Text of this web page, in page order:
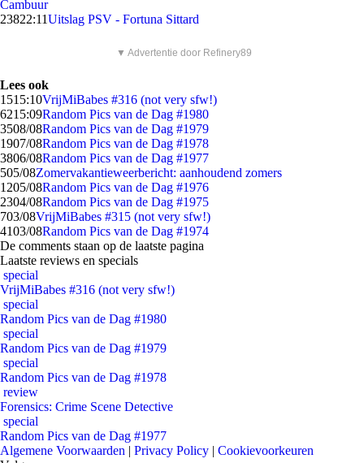
Cambuur
23822:11Uitslag PSV - Fortuna Sittard
▼ Advertentie door Refinery89
Lees ook
1515:10VrijMiBabes #316 (not very sfw!)
6215:09Random Pics van de Dag #1980
3508/08Random Pics van de Dag #1979
1907/08Random Pics van de Dag #1978
3806/08Random Pics van de Dag #1977
505/08Zomervakantieweerbericht: aanhoudend zomers
1205/08Random Pics van de Dag #1976
2304/08Random Pics van de Dag #1975
703/08VrijMiBabes #315 (not very sfw!)
4103/08Random Pics van de Dag #1974
De comments staan op de laatste pagina
Laatste reviews en specials
special
VrijMiBabes #316 (not very sfw!)
special
Random Pics van de Dag #1980
special
Random Pics van de Dag #1979
special
Random Pics van de Dag #1978
review
Forensics: Crime Scene Detective
special
Random Pics van de Dag #1977
Algemene Voorwaarden | Privacy Policy | Cookievoorkeuren